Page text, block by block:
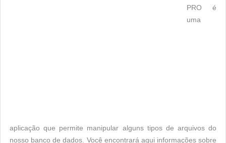
PRO é
uma
aplicação que permite manipular alguns tipos de arquivos do
nosso banco de dados. Você encontrará aqui informações sobre